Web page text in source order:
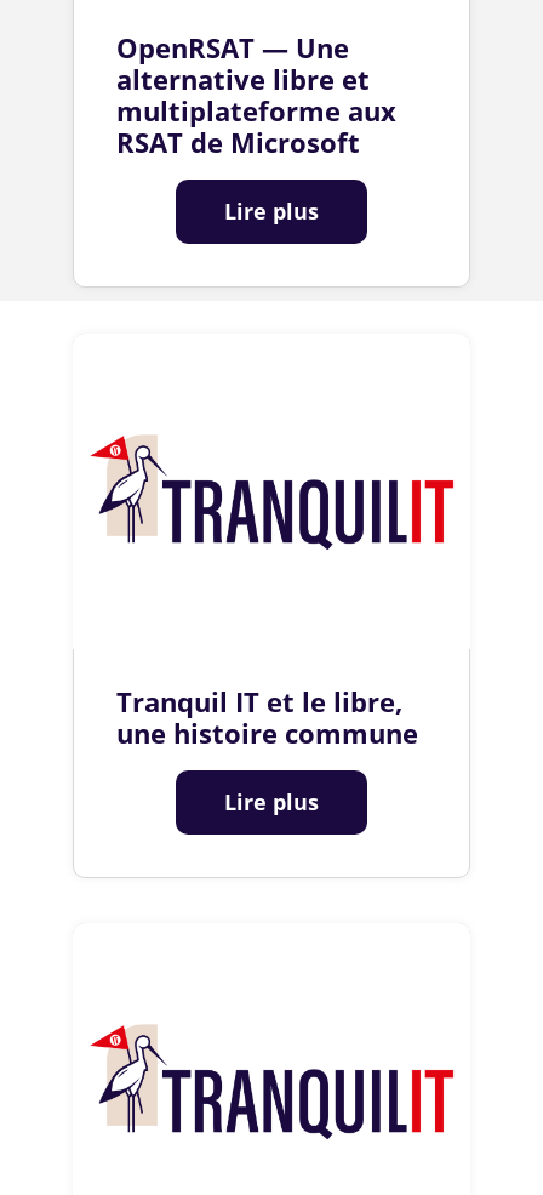
OpenRSAT — Une
alternative libre et
multiplateforme aux
RSAT de Microsoft
Lire plus
Tranquil IT et le libre,
une histoire commune
Lire plus